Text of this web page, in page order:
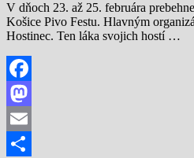
V dňoch 23. až 25. februára
Košice Pivo Festu. Hlavným
Hostinec. Ten láka svojich hostí …
Facebook
Mastodon
Email